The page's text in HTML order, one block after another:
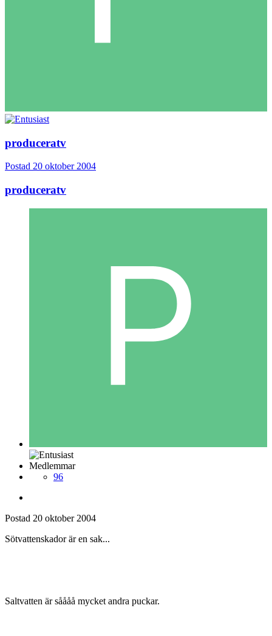
produceratv
Postad 20 oktober 2004
produceratv
Medlemmar
96
Postad 20 oktober 2004
Sötvattenskador är en sak...
Saltvatten är såååå mycket andra puckar.